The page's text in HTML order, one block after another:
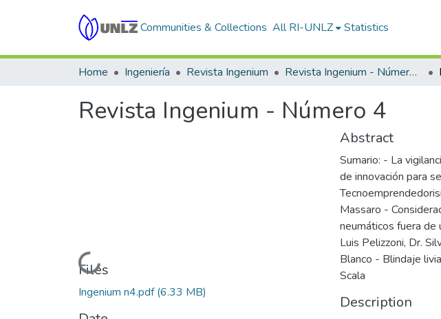
Communities & Collections All RI-UNLZ Statistics
Home Ingeniería Revista Ingenium Revista Ingenium - Número 4
Revista Ingenium - Número 4
Loading...
Files
Ingenium n4.pdf(6.33 MB)
Abstract
Sumario: - La
de innovación para
Massaro -
neumáticos fuera de
Luis Pelizzoni, Dr.
Blanco - Blindaje
Scala
Description